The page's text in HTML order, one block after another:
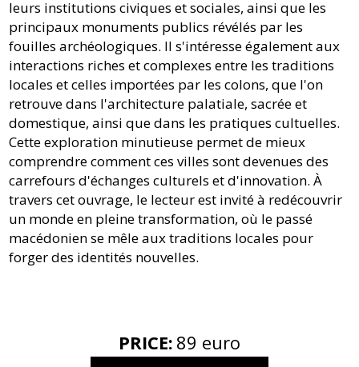
PRICE: 89 euro
leurs institutions civiques et sociales, ainsi que les
principaux monuments publics révélés par les
fouilles archéologiques. Il s'intéresse également aux
interactions riches et complexes entre les traditions
locales et celles importées par les colons, que l'on
retrouve dans l'architecture palatiale, sacrée et
domestique, ainsi que dans les pratiques cultuelles.
Cette exploration minutieuse permet de mieux
comprendre comment ces villes sont devenues des
carrefours d'échanges culturels et d'innovation. À
travers cet ouvrage, le lecteur est invité à redécouvrir
un monde en pleine transformation, où le passé
macédonien se mêle aux traditions locales pour
forger des identités nouvelles.